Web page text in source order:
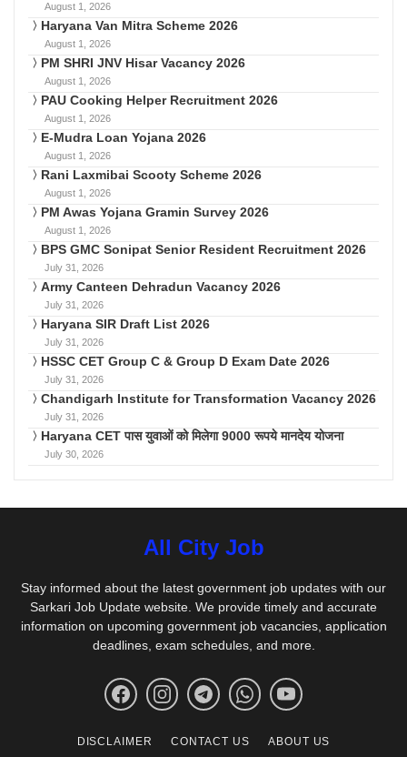
August 1, 2026
Haryana Van Mitra Scheme 2026
August 1, 2026
PM SHRI JNV Hisar Vacancy 2026
August 1, 2026
PAU Cooking Helper Recruitment 2026
August 1, 2026
E-Mudra Loan Yojana 2026
August 1, 2026
Rani Laxmibai Scooty Scheme 2026
August 1, 2026
PM Awas Yojana Gramin Survey 2026
August 1, 2026
BPS GMC Sonipat Senior Resident Recruitment 2026
July 31, 2026
Army Canteen Dehradun Vacancy 2026
July 31, 2026
Haryana SIR Draft List 2026
July 31, 2026
HSSC CET Group C & Group D Exam Date 2026
July 31, 2026
Chandigarh Institute for Transformation Vacancy 2026
July 31, 2026
Haryana CET पास युवाओं को मिलेगा 9000 रूपये मानदेय योजना
July 30, 2026
All City Job
Stay informed about the latest government job updates with our
Sarkari Job Update website. We provide timely and accurate
information on upcoming government job vacancies, application
deadlines, exam schedules, and more.
DISCLAIMER CONTACT US ABOUT US